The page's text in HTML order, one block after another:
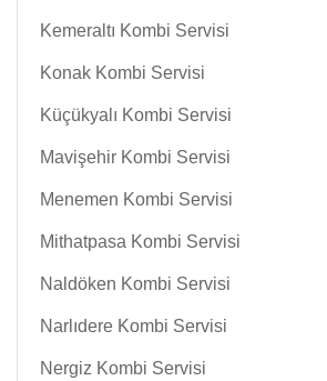
Kemeraltı Kombi Servisi
Konak Kombi Servisi
Küçükyalı Kombi Servisi
Mavişehir Kombi Servisi
Menemen Kombi Servisi
Mithatpasa Kombi Servisi
Naldöken Kombi Servisi
Narlıdere Kombi Servisi
Nergiz Kombi Servisi